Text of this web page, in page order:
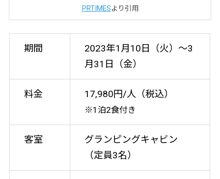
PRTIMESより引用
期間
2023年1月10日（火）〜3
月31日（金）
料金 17,980円/人（税込）
※1泊2食付き
客室
グランピングキャビン
（定員3名）